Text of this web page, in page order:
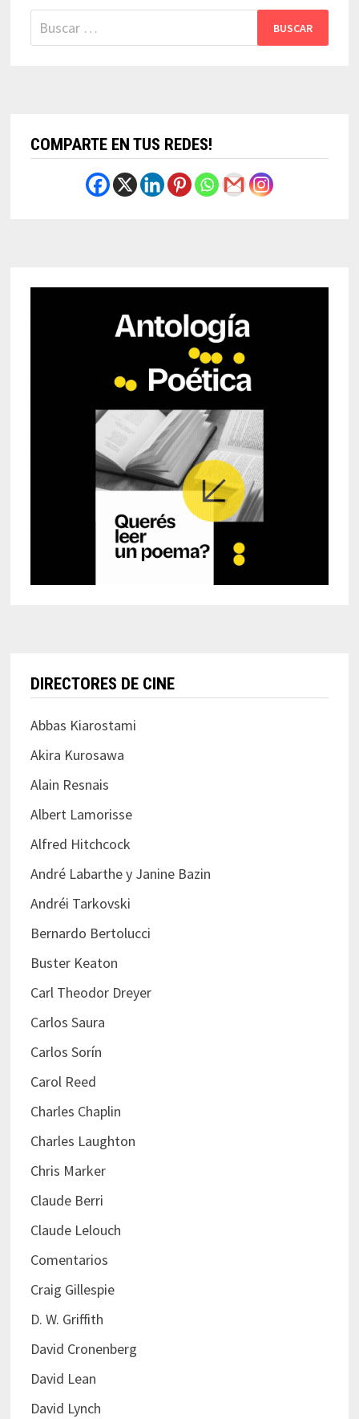
Buscar:
COMPARTE EN TUS REDES!
DIRECTORES DE CINE
Abbas Kiarostami
Akira Kurosawa
Alain Resnais
Albert Lamorisse
Alfred Hitchcock
André Labarthe y Janine Bazin
Andréi Tarkovski
Bernardo Bertolucci
Buster Keaton
Carl Theodor Dreyer
Carlos Saura
Carlos Sorín
Carol Reed
Charles Chaplin
Charles Laughton
Chris Marker
Claude Berri
Claude Lelouch
Comentarios
Craig Gillespie
D. W. Griffith
David Cronenberg
David Lean
David Lynch